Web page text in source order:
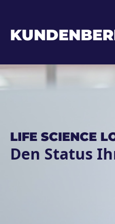
LIFE SCIENCE
Den Status